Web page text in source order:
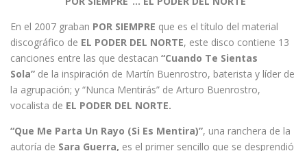
En el 2007 graban POR SIEMPRE que es el título del material
discográfico de EL PODER DEL NORTE, este disco contiene 13
canciones entre las que destacan “Cuando Te Sientas
Sola” de la inspiración de Martín Buenrostro, baterista y líder de
la agrupación; y “Nunca Mentirás” de Arturo Buenrostro,
vocalista de EL PODER DEL NORTE.
“Que Me Parta Un Rayo (Si Es Mentira)”, una ranchera de la
autoría de Sara Guerra, es el primer sencillo que se desprendió